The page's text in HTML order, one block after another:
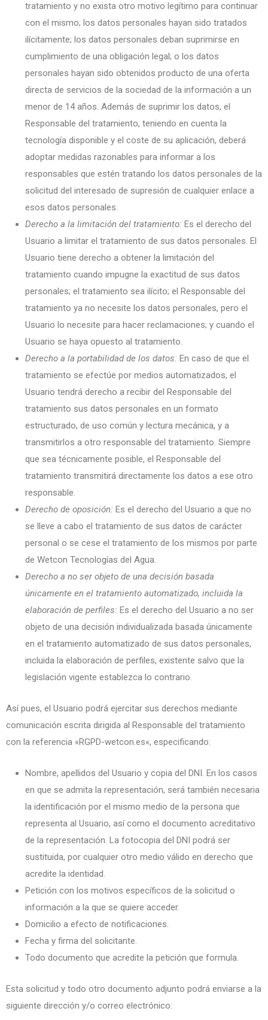
tratamiento y no exista otro motivo legítimo para continuar
con el mismo; los datos personales hayan sido tratados
ilícitamente; los datos personales deban suprimirse en
cumplimiento de una obligación legal; o los datos
personales hayan sido obtenidos producto de una oferta
directa de servicios de la sociedad de la información a un
menor de 14 años. Además de suprimir los datos, el
Responsable del tratamiento, teniendo en cuenta la
tecnología disponible y el coste de su aplicación, deberá
adoptar medidas razonables para informar a los
responsables que estén tratando los datos personales de la
solicitud del interesado de supresión de cualquier enlace a
esos datos personales.
Derecho a la limitación del tratamiento: Es el derecho del
Usuario a limitar el tratamiento de sus datos personales. El
Usuario tiene derecho a obtener la limitación del
tratamiento cuando impugne la exactitud de sus datos
personales; el tratamiento sea ilícito; el Responsable del
tratamiento ya no necesite los datos personales, pero el
Usuario lo necesite para hacer reclamaciones; y cuando el
Usuario se haya opuesto al tratamiento.
Derecho a la portabilidad de los datos: En caso de que el
tratamiento se efectúe por medios automatizados, el
Usuario tendrá derecho a recibir del Responsable del
tratamiento sus datos personales en un formato
estructurado, de uso común y lectura mecánica, y a
transmitirlos a otro responsable del tratamiento. Siempre
que sea técnicamente posible, el Responsable del
tratamiento transmitirá directamente los datos a ese otro
responsable.
Derecho de oposición: Es el derecho del Usuario a que no
se lleve a cabo el tratamiento de sus datos de carácter
personal o se cese el tratamiento de los mismos por parte
de Wetcon Tecnologías del Agua.
Derecho a no ser objeto de una decisión basada
únicamente en el tratamiento automatizado, incluida la
elaboración de perfiles: Es el derecho del Usuario a no ser
objeto de una decisión individualizada basada únicamente
en el tratamiento automatizado de sus datos personales,
incluida la elaboración de perfiles, existente salvo que la
legislación vigente establezca lo contrario.
Así pues, el Usuario podrá ejercitar sus derechos mediante
comunicación escrita dirigida al Responsable del tratamiento
con la referencia «RGPD-wetcon.es«, especificando:
Nombre, apellidos del Usuario y copia del DNI. En los casos
en que se admita la representación, será también necesaria
la identificación por el mismo medio de la persona que
representa al Usuario, así como el documento acreditativo
de la representación. La fotocopia del DNI podrá ser
sustituida, por cualquier otro medio válido en derecho que
acredite la identidad.
Petición con los motivos específicos de la solicitud o
información a la que se quiere acceder.
Domicilio a efecto de notificaciones.
Fecha y firma del solicitante.
Todo documento que acredite la petición que formula.
Esta solicitud y todo otro documento adjunto podrá enviarse a la
siguiente dirección y/o correo electrónico: